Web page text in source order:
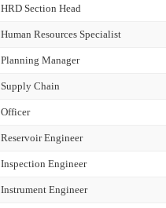
HRD Section Head
Human Resources Specialist
Planning Manager
Supply Chain
Officer
Reservoir Engineer
Inspection Engineer
Instrument Engineer